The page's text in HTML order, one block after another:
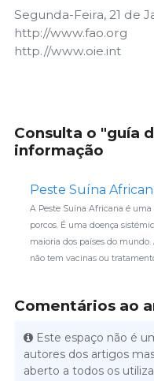
Segunda-Feira, 21 de
http://www.fao.org
http.//www.oie.int
Consulta o "guía
informação
Peste Suína
A Peste Suína Africana é
porcos. É uma doença
maioria dos países do
não tem vacinas ou
Comentários ao
Este espaço não é
autores dos artigos
aberto a todos os